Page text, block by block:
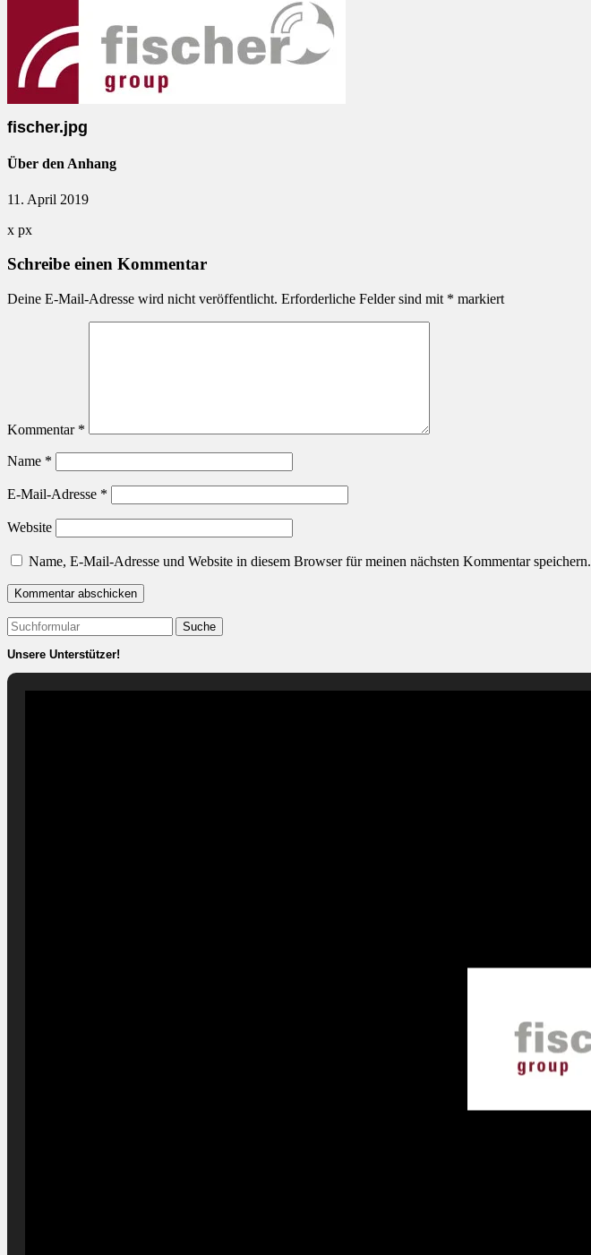
fischer.jpg
Über den Anhang
11. April 2019
x px
Schreibe einen Kommentar
Deine E-Mail-Adresse wird nicht veröffentlicht. Erforderliche Felder sind mit * markiert
Kommentar *
Name *
E-Mail-Adresse *
Website
Name, E-Mail-Adresse und Website in diesem Browser für meinen nächsten Kommentar speichern.
Suchen
nach:
Unsere Unterstützer!